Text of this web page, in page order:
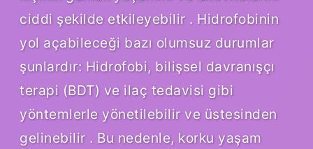
ciddi şekilde etkileyebilir . Hidrofobinin
yol açabileceği bazı olumsuz durumlar
şunlardır: Hidrofobi, bilişsel davranışçı
terapi (BDT) ve ilaç tedavisi gibi
yöntemlerle yönetilebilir ve üstesinden
gelinebilir . Bu nedenle, korku yaşam